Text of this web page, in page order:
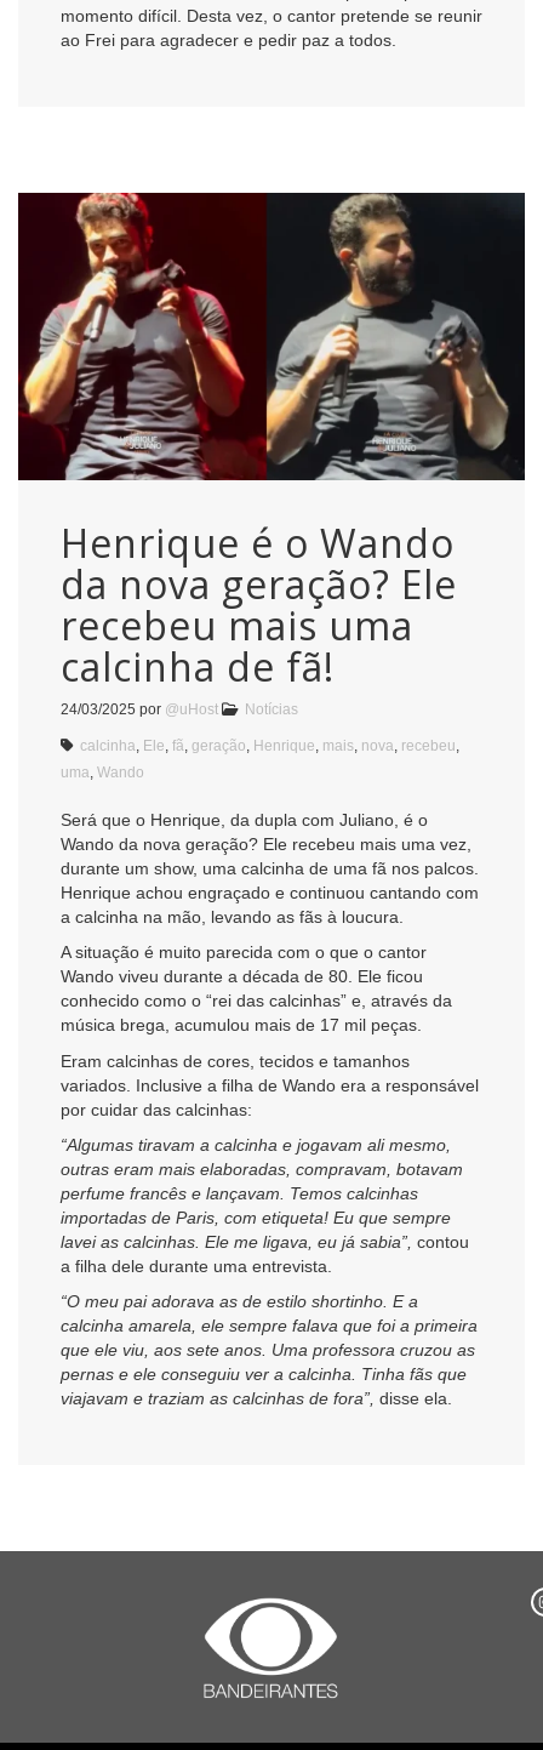
momento difícil. Desta vez, o cantor pretende se reunir
ao Frei para agradecer e pedir paz a todos.
Henrique é o Wando
da nova geração? Ele
recebeu mais uma
calcinha de fã!
24/03/2025 por @uHost Notícias
calcinha Ele fã geração Henrique mais nova recebeu
uma Wando
Será que o Henrique, da dupla com Juliano, é o
Wando da nova geração? Ele recebeu mais uma vez,
durante um show, uma calcinha de uma fã nos palcos.
Henrique achou engraçado e continuou cantando com
a calcinha na mão, levando as fãs à loucura.
A situação é muito parecida com o que o cantor
Wando viveu durante a década de 80. Ele ficou
conhecido como o “rei das calcinhas” e, através da
música brega, acumulou mais de 17 mil peças.
Eram calcinhas de cores, tecidos e tamanhos
variados. Inclusive a filha de Wando era a responsável
por cuidar das calcinhas:
“Algumas tiravam a calcinha e jogavam ali mesmo,
outras eram mais elaboradas, compravam, botavam
perfume francês e lançavam. Temos calcinhas
importadas de Paris, com etiqueta! Eu que sempre
lavei as calcinhas. Ele me ligava, eu já sabia”, contou
a filha dele durante uma entrevista.
“O meu pai adorava as de estilo shortinho. E a
calcinha amarela, ele sempre falava que foi a primeira
que ele viu, aos sete anos. Uma professora cruzou as
pernas e ele conseguiu ver a calcinha. Tinha fãs que
viajavam e traziam as calcinhas de fora”, disse ela.